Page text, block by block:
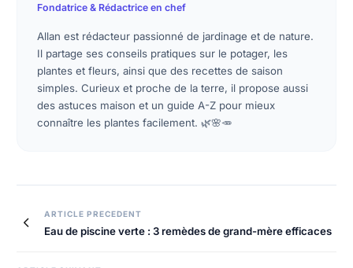
Fondatrice & Rédactrice en chef
Allan est rédacteur passionné de jardinage et de nature.
Il partage ses conseils pratiques sur le potager, les
plantes et fleurs, ainsi que des recettes de saison
simples. Curieux et proche de la terre, il propose aussi
des astuces maison et un guide A-Z pour mieux
connaître les plantes facilement. 🌿🌸🥕
Navigation
ARTICLE PRECEDENT
Eau de piscine verte : 3 remèdes de grand-mère efficaces